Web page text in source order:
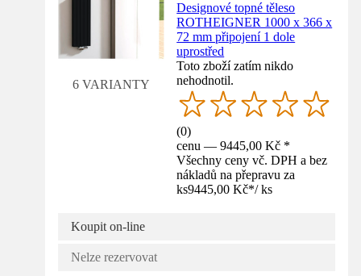
6 VARIANTY
Designové topné těleso
ROTHEIGNER 1000 x 366 x
72 mm připojení 1 dole
uprostřed
Toto zboží zatím nikdo
nehodnotil.
(0)
cenu — 9445,00 Kč *
Všechny ceny vč. DPH a bez
nákladů na přepravu za
ks9445,00 Kč*/ ks
Koupit on-line
Nelze rezervovat